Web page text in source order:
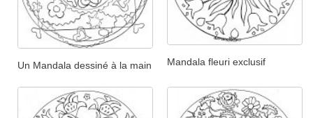
Un Mandala dessiné à la main Mandala fleuri exclusif